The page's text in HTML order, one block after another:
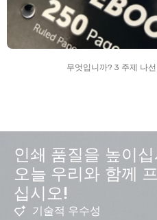
무엇입니까? 3 주제 나
인쇄 품질을 높이
오늘 우리와 함께
십시오!
기술적 우수성